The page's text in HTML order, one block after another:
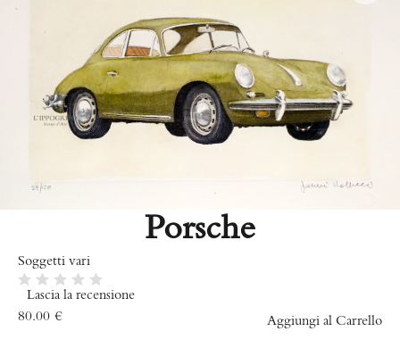
Porsche
Soggetti vari
Lascia la recensione
€
80.00 Aggiungi al Carrello